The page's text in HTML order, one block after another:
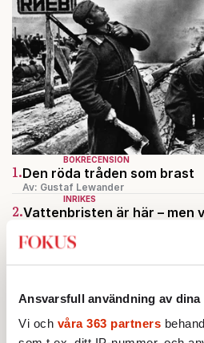
Ansvarsfull användning av
Vi och våra 363 partners
BOKRECENSION
1.Den röda tråden som brast
Av: Gustaf Lewander
INRIKES
2.Vattenbristen är här – men
Av: Susanne Gäre
3.Frans Wachtmeister:Ja, AC
KRÖNIKA
Nina Lekander:
På
alla om att vara